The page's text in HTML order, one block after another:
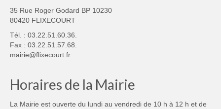
35 Rue Roger Godard BP 10230
80420 FLIXECOURT
Tél. : 03.22.51.60.36.
Fax : 03.22.51.57.68.
mairie@flixecourt.fr
Horaires de la Mairie
La Mairie est ouverte du lundi au vendredi de 10 h à 12 h et de